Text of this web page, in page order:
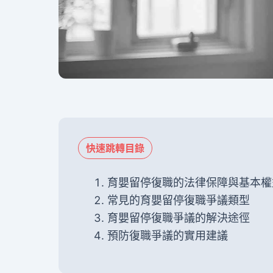
快速跳轉目錄
育嬰留停復職的法律保障與基本
常見的育嬰留停復職爭議類型
育嬰留停復職爭議的解決途徑
預防復職爭議的實用建議